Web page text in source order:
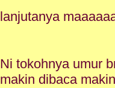
lanjutanya
Ni tokohnya umur
makin dibaca